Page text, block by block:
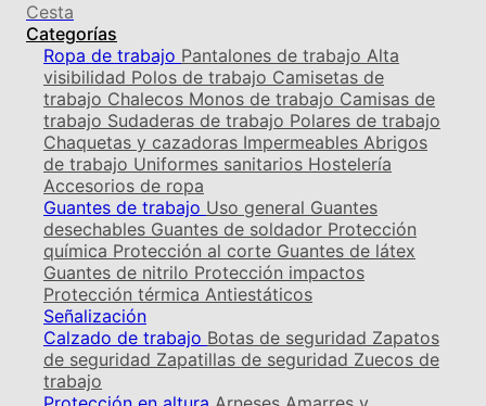
Cesta
Categorías
Ropa de trabajo Pantalones de trabajo Alta
visibilidad Polos de trabajo Camisetas de
trabajo Chalecos Monos de trabajo Camisas de
trabajo Sudaderas de trabajo Polares de trabajo
Chaquetas y cazadoras Impermeables Abrigos
de trabajo Uniformes sanitarios Hostelería
Accesorios de ropa
Guantes de trabajo Uso general Guantes
desechables Guantes de soldador Protección
química Protección al corte Guantes de látex
Guantes de nitrilo Protección impactos
Protección térmica Antiestáticos
Señalización
Calzado de trabajo Botas de seguridad Zapatos
de seguridad Zapatillas de seguridad Zuecos de
trabajo